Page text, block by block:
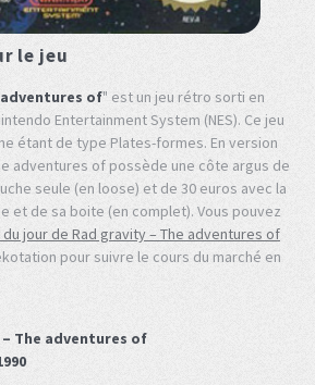
le jeu
of" est un jeu rétro sorti en
Entertainment System (NES). Ce jeu
étant de type Plates-formes. En version
adventures of possède une côte argus de
seule (en loose) et de 30 euros avec la
et de sa boite (en complet). Vous pouvez
jour de Rad gravity – The adventures of
pour suivre le cours du marché en
The adventures of